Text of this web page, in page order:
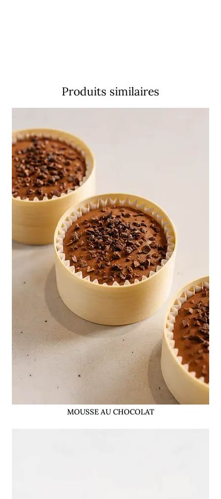
Produits similaires
MOUSSE AU CHOCOLAT